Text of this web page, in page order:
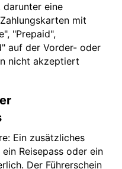
eine
mit
"Prepaid",
auf der Vorder- oder
nicht akzeptiert
Ein zusätzliches
Reisepass oder ein
Der Führerschein